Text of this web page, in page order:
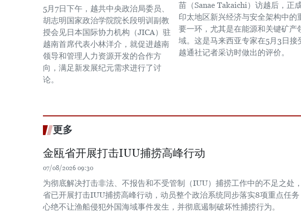
5月7日下午，越共中央政治局委员、
胡志明国家政治学院院长段明训副教
授会见日本国际协力机构（JICA）驻
越南首席代表小林洋介，就促进越南
领导和管理人力资源开发的合作方
向，满足新发展纪元需求进行了讨
论。
苗（Sanae Takaichi）访越后，正
印太地区新兴经济与安全架构中的
要一环，尤其是在能源和关键矿产
域。这是马来西亚专家在5月3日接
越通社记者采访时做出的评价。
更多
金瓯省开展打击IUU捕捞高峰行动
07/08/2026 09:30
为彻底解决打击非法、不报告和不受管制（IUU）捕捞工作中的不足之处
省已开展打击IUU捕捞高峰行动，动员整个政治系统同步落实8项重点任
心绝不让渔船侵犯外国海域事件发生，并彻底遏制破坏性捕捞行为。